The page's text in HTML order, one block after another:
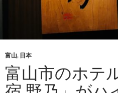
富山, 日本
富山市のホテ